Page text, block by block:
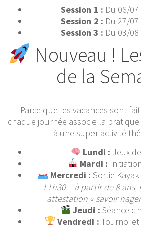
Session 1 : Du 06/
Session 2 : Du 27/
Session 3 : Du 03/
Nouveau !
de la
Parce que les vacances sont
chaque journée associe la
à une super activité
Lundi : Jeux
Mardi :
Mercredi : Sortie Kayak
11h30 – à partir de 8
attestation « savoir nager
Jeudi : Séance
Vendredi : Tournoi